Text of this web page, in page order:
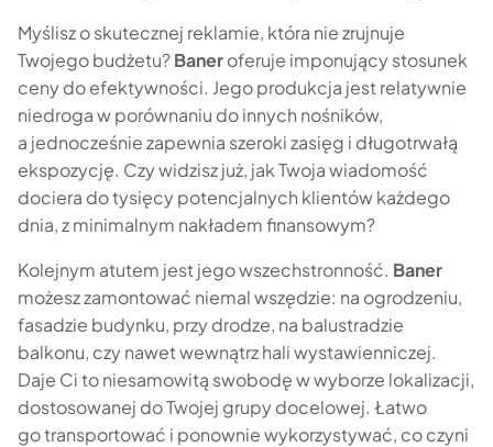
Myślisz o skutecznej reklamie, która nie zrujnuje
Twojego budżetu?Baneroferuje imponujący stosunek
ceny do efektywności. Jego produkcja jest relatywnie
niedroga w porównaniu do innych nośników,
a jednocześnie zapewnia szeroki zasięg i długotrwałą
ekspozycję. Czy widzisz już, jak Twoja wiadomość
dociera do tysięcy potencjalnych klientów każdego
dnia, z minimalnym nakładem finansowym?
Kolejnym atutem jest jego wszechstronność. Baner
możesz zamontować niemal wszędzie: na ogrodzeniu,
fasadzie budynku, przy drodze, na balustradzie
balkonu, czy nawet wewnątrz hali wystawienniczej.
Daje Ci to niesamowitą swobodę w wyborze lokalizacji,
dostosowanej do Twojej grupy docelowej. Łatwo
go transportować i ponownie wykorzystywać, co czyni